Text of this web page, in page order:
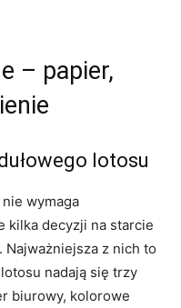
– papier,
lotosu
wymaga
kilka decyzji na starcie
Najważniejsza z nich to
nadają się trzy
biurowy, kolorowe